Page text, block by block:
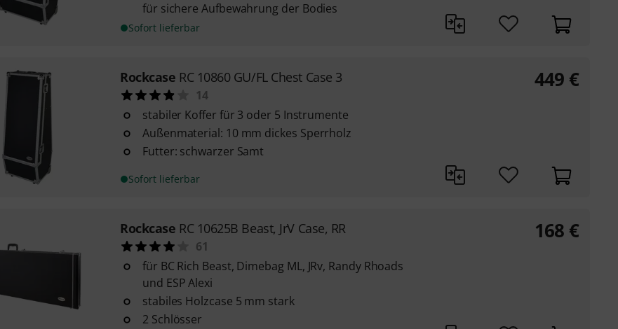
für sichere Aufbewahrung der Bodies
Sofort lieferbar
Rockcase RC 10860 GU/FL Chest Case 3
14
stabiler Koffer für 3 oder 5 Instrumente
Außenmaterial: 10 mm dickes Sperrholz
Futter: schwarzer Samt
Sofort lieferbar
449 €
Rockcase RC 10625B Beast, JrV Case, RR
61
für BC Rich Beast, Dimebag ML, JRv, Randy Rhoads
und ESP Alexi
stabiles Holzcase 5 mm stark
2 Schlösser
168 €